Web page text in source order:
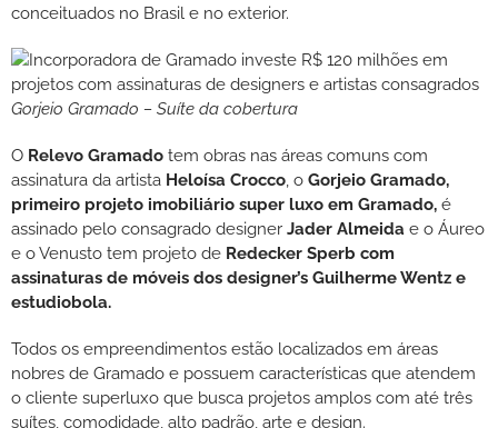
conceituados no Brasil e no exterior.
Gorjeio Gramado – Suíte da cobertura
O Relevo Gramado tem obras nas áreas comuns com
assinatura da artista Heloísa Crocco, o Gorjeio Gramado,
primeiro projeto imobiliário super luxo em Gramado, é
assinado pelo consagrado designer Jader Almeida e o Áureo
e o Venusto tem projeto de Redecker Sperb com
assinaturas de móveis dos designer’s Guilherme Wentz e
estudiobola.
Todos os empreendimentos estão localizados em áreas
nobres de Gramado e possuem características que atendem
o cliente superluxo que busca projetos amplos com até três
suítes, comodidade, alto padrão, arte e design.